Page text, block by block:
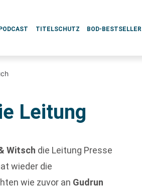
PODCAST TITELSCHUTZ BOD-BESTSELLER
Leitung
Witsch die Leitung Presse
wieder die
wie zuvor an Gudrun